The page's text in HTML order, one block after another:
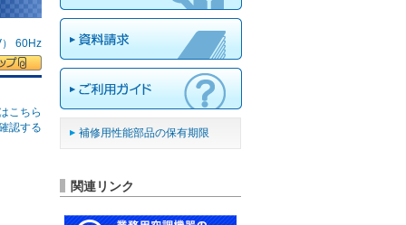
60Hz
こちら
認する
補修用性能部品の保有期限
関連リンク